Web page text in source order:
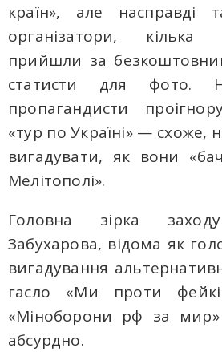
країн», але
організатори, кілька
прийшли за
статисти для фото.
пропагандисти
«тур по Україні» — схоже,
вигадувати, як вони
Мелітополі».
Головна зірка
Забухарова, відома як
вигадування
гасло «Ми проти
«Міноборони рф за
абсурдно.